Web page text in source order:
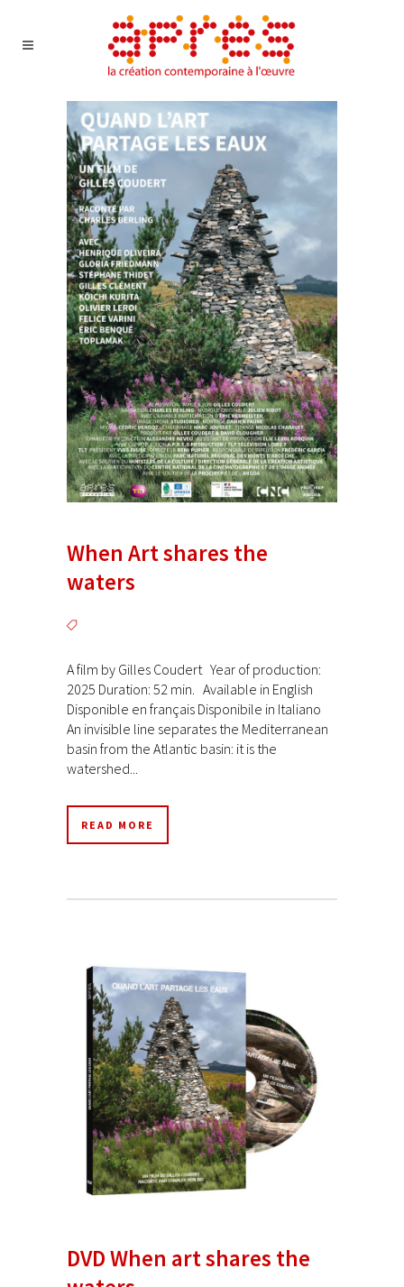
When Art shares the
waters
A film by Gilles Coudert Year of production:
2025 Duration: 52 min. Available in English
Disponible en français Disponibile in Italiano
An invisible line separates the Mediterranean
basin from the Atlantic basin: it is the
watershed...
READ MORE
DVD When art shares the